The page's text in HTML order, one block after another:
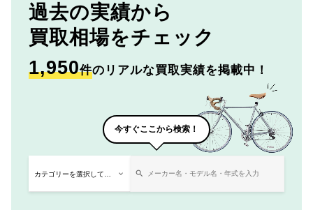
過去の実績から
買取相場をチェック
1,950件のリアルな買取実績を掲載中！
今すぐここから検索！